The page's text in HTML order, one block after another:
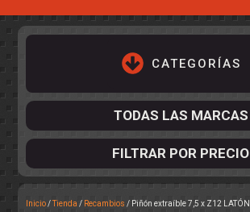
CATEGORÍAS
TODAS LAS MARCAS
FILTRAR POR PRECIO
Inicio/Tienda / Recambios / Piñón extraíble 7,5 x Z12 LATÓN